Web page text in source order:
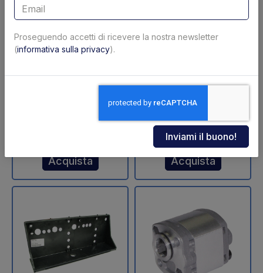
Cilindro di
brandeggio Zepro
Acquista
Parapolvere tubolare
Disponibile
Acquista
Proseguendo accetti di ricevere la nostra newsletter
(informativa sulla privacy).